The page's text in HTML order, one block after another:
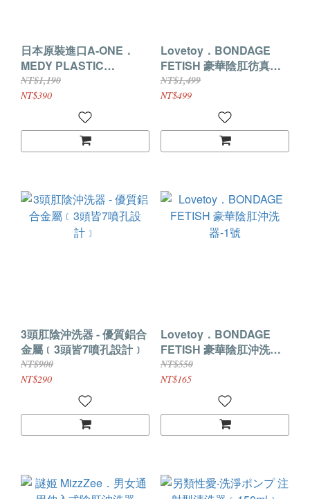
日本原裝進口A-ONE．
MEDY PLASTIC
SYRINGE No.10 帶管陰
肛注射清洗器-150ml
NT$1,190
NT$390
Lovetoy．BONDAGE
FETISH 豪華陰肛彷真老
二沖洗器
NT$1,499
NT$499
3頭肛陰沖洗器 - 優質鋁合
金屬﹝3頭皆7噴孔設計﹞
NT$900
NT$290
Lovetoy．BONDAGE
FETISH 豪華陰肛沖洗
器-1號
NT$550
NT$165